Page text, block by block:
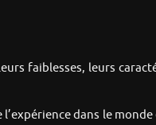
faiblesses, leurs
dans le